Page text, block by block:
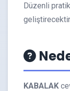
Düzenli
KABALAK